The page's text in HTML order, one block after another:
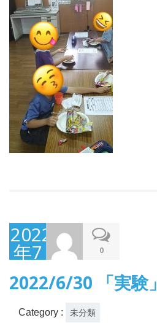
2022
年7
月1
日
0
2022/6/30 「実験」
Category : 未分類